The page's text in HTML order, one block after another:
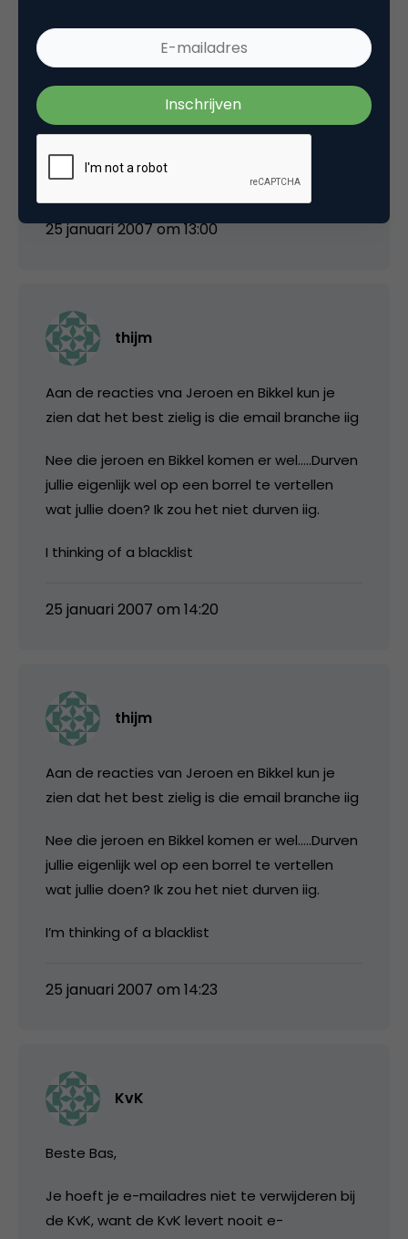
Probleer via opt-in je contacten te
verzamelen. Speciale acties kunnen dit een
boost geven. Geef in de nieuwsberichten ook
aan hoe je aan het adres bent gekomen en
Dit kan je een hoop ellende besparen.
25 januari 2007 om 13:00
thijm
Aan de reacties vna Jeroen en Bikkel kun je
zien dat het best zielig is die email branche iig
Nee die jeroen en Bikkel komen er wel…..Durven
jullie eigenlijk wel op een borrel te vertellen
wat jullie doen? Ik zou het niet durven iig.
I thinking of a blacklist
25 januari 2007 om 14:20
thijm
Aan de reacties van Jeroen en Bikkel kun je
zien dat het best zielig is die email branche iig
Nee die jeroen en Bikkel komen er wel…..Durven
jullie eigenlijk wel op een borrel te vertellen
wat jullie doen? Ik zou het niet durven iig.
I’m thinking of a blacklist
25 januari 2007 om 14:23
KvK
Beste Bas,
Je hoeft je e-mailadres niet te verwijderen bij
de KvK, want de KvK levert nooit e-